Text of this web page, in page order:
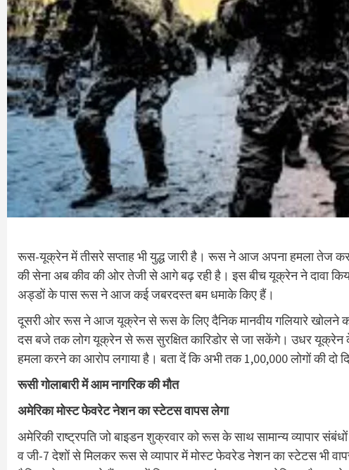
रूस-यूक्रेन में तीसरे सप्ताह भी युद्ध जारी है। रूस ने आज अपना हमला तेज
की सेना अब कीव की ओर तेजी से आगे बढ़ रही है। इस बीच यूक्रेन ने दावा
अड्डों के पास रूस ने आज कई जबरदस्त बम धमाके किए हैं।
दूसरी ओर रूस ने आज यूक्रेन से रूस के लिए दैनिक मानवीय गलियारे खोलने
दस बजे तक लोग यूक्रेन से रूस सुरक्षित कारिडोर से जा सकेंगे। उधर यूक्रेन के
हमला करने का आरोप लगाया है। बता दें कि अभी तक 1,00,000 लोगों की दो
रूसी गोलाबारी में आम नागरिक की मौत
अमेरिका मोस्ट फेवरेट नेशन का स्टेटस वापस लेगा
अमेरिकी राष्ट्रपति जो बाइडन शुक्रवार को रूस के साथ सामान्य व्यापार
व जी-7 देशों से मिलकर रूस से व्यापार में मोस्ट फेवरेड नेशन का स्टेटस भी